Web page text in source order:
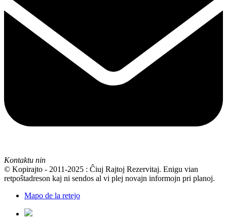
Kontaktu nin
© Kopirajto - 2011-2025 : Ĉiuj Rajtoj Rezervitaj. Enigu vian
retpoŝtadreson kaj ni sendos al vi plej novajn informojn pri planoj.
Mapo de la retejo